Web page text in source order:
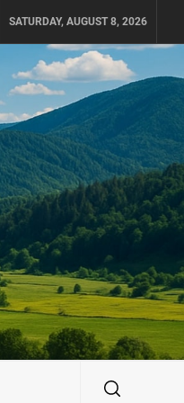
SATURDAY, AUGUST 8, 2026